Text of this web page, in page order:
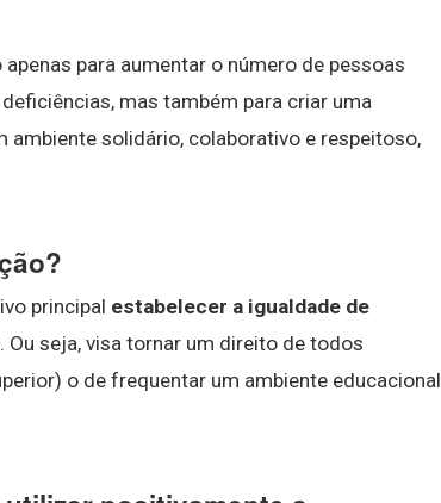
para aumentar o número de pessoas
mas também para criar uma
solidário, colaborativo e respeitoso,
principal estabelecer a igualdade de
. Ou seja, visa tornar um direito de todos
o de frequentar um ambiente educacional